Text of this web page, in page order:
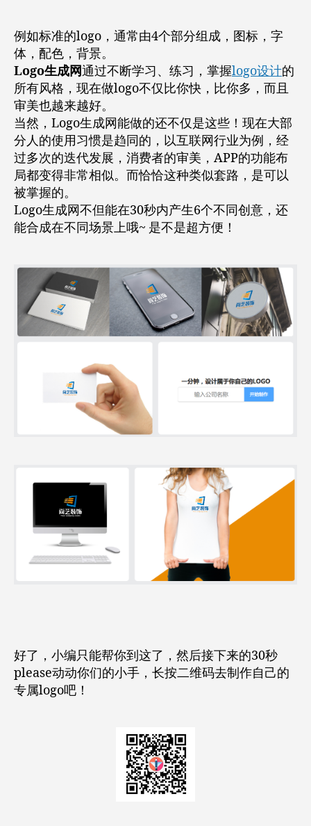
例如标准的logo，通常由4个部分组成，图标，字
体，配色，背景。
Logo生成网通过不断学习、练习，掌握logo设计的
所有风格，现在做logo不仅比你快，比你多，而且
审美也越来越好。
当然，Logo生成网能做的还不仅是这些！现在大部
分人的使用习惯是趋同的，以互联网行业为例，经
过多次的迭代发展，消费者的审美，APP的功能布
局都变得非常相似。而恰恰这种类似套路，是可以
被掌握的。
Logo生成网不但能在30秒内产生6个不同创意，还
能合成在不同场景上哦~ 是不是超方便！
好了，小编只能帮你到这了，然后接下来的30秒
please动动你们的小手，长按二维码去制作自己的
专属logo吧！